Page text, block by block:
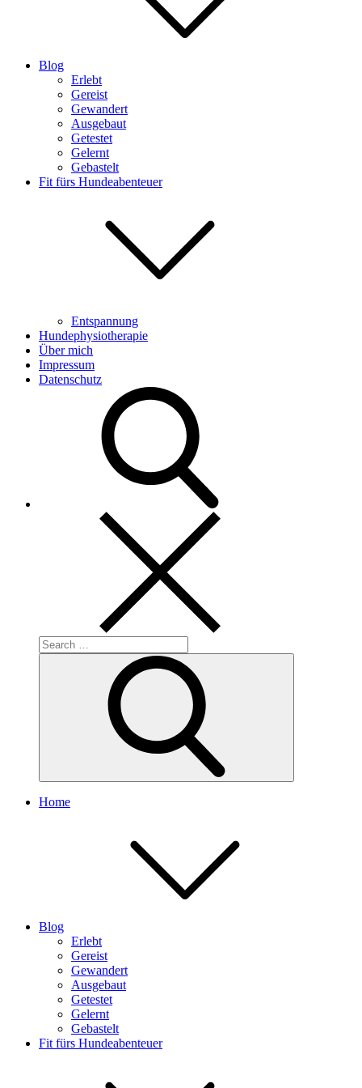
Blog
Erlebt
Gereist
Gewandert
Ausgebaut
Getestet
Gelernt
Gebastelt
Fit fürs Hundeabenteuer
Entspannung
Hundephysiotherapie
Über mich
Impressum
Datenschutz
Search
for:
Home
Blog
Erlebt
Gereist
Gewandert
Ausgebaut
Getestet
Gelernt
Gebastelt
Fit fürs Hundeabenteuer